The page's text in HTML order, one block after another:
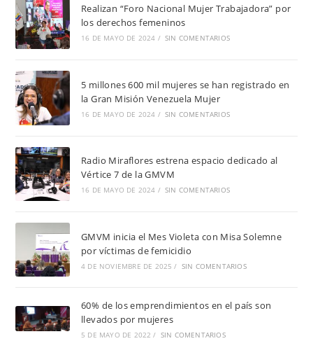
Realizan “Foro Nacional Mujer Trabajadora” por
los derechos femeninos
16 DE MAYO DE 2024 / SIN COMENTARIOS
5 millones 600 mil mujeres se han registrado en
la Gran Misión Venezuela Mujer
16 DE MAYO DE 2024 / SIN COMENTARIOS
Radio Miraflores estrena espacio dedicado al
Vértice 7 de la GMVM
16 DE MAYO DE 2024 / SIN COMENTARIOS
GMVM inicia el Mes Violeta con Misa Solemne
por víctimas de femicidio
4 DE NOVIEMBRE DE 2025 / SIN COMENTARIOS
60% de los emprendimientos en el país son
llevados por mujeres
5 DE MAYO DE 2022 / SIN COMENTARIOS